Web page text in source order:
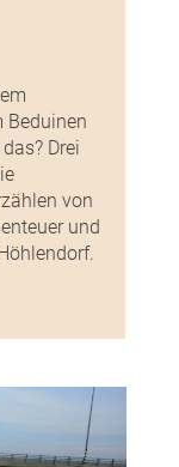
Beduinen
Drei
von
und